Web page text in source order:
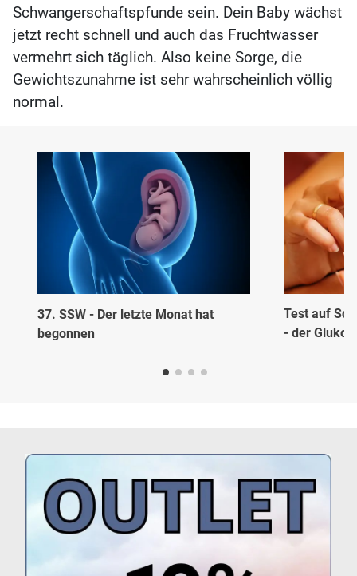
Schwangerschaftspfunde sein. Dein Baby wächst
jetzt recht schnell und auch das Fruchtwasser
vermehrt sich täglich. Also keine Sorge, die
Gewichtszunahme ist sehr wahrscheinlich völlig
normal.
37. SSW - Der letzte Monat hat
begonnen
Test auf
- der